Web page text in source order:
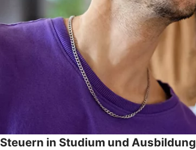
Steuern in Studium und Ausbildung